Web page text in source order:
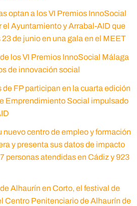
optan a los VI Premios InnoSocial
el Ayuntamiento y Arrabal-AID que
de junio en una gala en el MEET
los VI Premios InnoSocial Málaga
de innovación social
FP participan en la cuarta edición
Emprendimiento Social impulsado
nuevo centro de empleo y formación
y presenta sus datos de impacto
personas atendidas en Cádiz y 923
Alhaurín en Corto, el festival de
Centro Penitenciario de Alhaurín de